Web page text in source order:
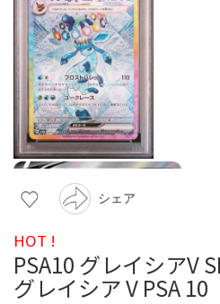
シェア
HOT !
PSA10 グレイシアV
グレイシア V PSA 10